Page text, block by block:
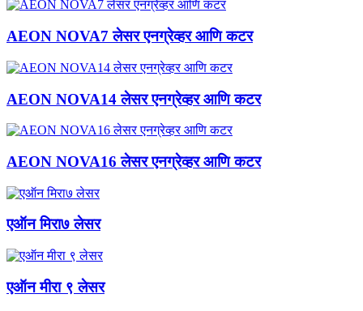
AEON NOVA7 लेसर एनग्रेव्हर आणि कटर
AEON NOVA14 लेसर एनग्रेव्हर आणि कटर
AEON NOVA16 लेसर एनग्रेव्हर आणि कटर
एऑन मिरा७ लेसर
एऑन मीरा ९ लेसर